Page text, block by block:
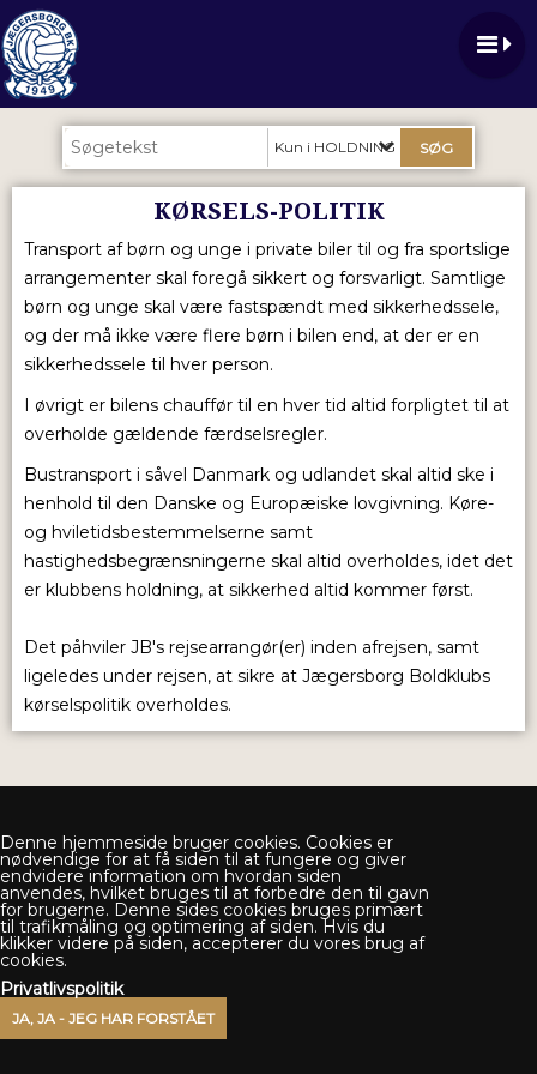
Kun i HOLDNINGER OG POLITIKKER
KØRSELS-POLITIK
Transport af børn og unge i private biler til og fra sportslige
arrangementer skal foregå sikkert og forsvarligt. Samtlige
børn og unge skal være fastspændt med sikkerhedssele,
og der må ikke være flere børn i bilen end, at der er en
sikkerhedssele til hver person.
I øvrigt er bilens chauffør til en hver tid altid forpligtet til at
overholde gældende færdselsregler.
Bustransport i såvel Danmark og udlandet skal altid ske i
henhold til den Danske og Europæiske lovgivning. Køre-
og hviletidsbestemmelserne samt
hastighedsbegrænsningerne skal altid overholdes, idet det
er klubbens holdning, at sikkerhed altid kommer først.
Det påhviler JB's rejsearrangør(er) inden afrejsen, samt
ligeledes under rejsen, at sikre at Jægersborg Boldklubs
kørselspolitik overholdes.
Jægersborg Boldklub C.L. Ibsensvej 70 2820
Denne hjemmeside bruger cookies. Cookies er
nødvendige for at få siden til at fungere og giver
endvidere information om hvordan siden
anvendes, hvilket bruges til at forbedre den til gavn
for brugerne. Denne sides cookies bruges primært
til trafikmåling og optimering af siden. Hvis du
klikker videre på siden, accepterer du vores brug af
cookies.
Privatlivspolitik